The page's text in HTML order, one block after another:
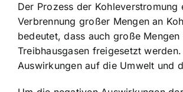
Der Prozess der
Verbrennung großer Mengen an
bedeutet, dass auch große Mengen
Treibhausgasen freigesetzt
Auswirkungen auf die Umwelt und